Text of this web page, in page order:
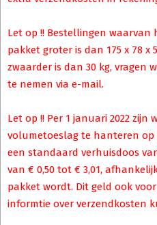
Let op !! Bestellingen
pakket groter is dan 175 x 78
zwaarder is dan 30 kg, vragen
te nemen via e-mail.
Let op !! Per 1 januari 2022 zijn
volumetoeslag te hanteren
een standaard verhuisdoos
van € 0,50 tot € 3,01,
pakket wordt. Dit geld ook
informtie over verzendkosten